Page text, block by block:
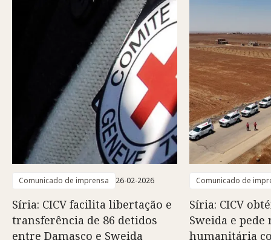
Comunicado de imprensa 26-02-2026
Síria: CICV facilita libertação e
transferência de 86 detidos
entre Damasco e Sweida
Comunicado de
Síria: CICV
Sweida e pede
humanitária